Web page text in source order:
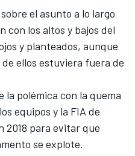
el asunto a lo largo
con los altos y bajos del
y planteados, aunque
ellos estuviera fuera de
la polémica con la quema
equipos y la FIA de
2018 para evitar que
se explote.